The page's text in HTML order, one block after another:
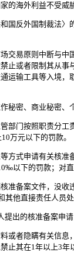
的海外利益不受威
国反外国制裁法
易原则中断与
或者限制其从
输工具等入境
密、商业秘密、
门按照职责分
万元以下的罚款。
方式申请有关核
下的罚款；对
准备案文件，没
他直接责任人员处
出的核准备案申
者隐瞒有关信
其在1年以上3